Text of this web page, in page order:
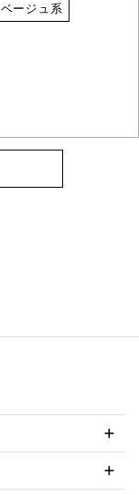
ベージュ系